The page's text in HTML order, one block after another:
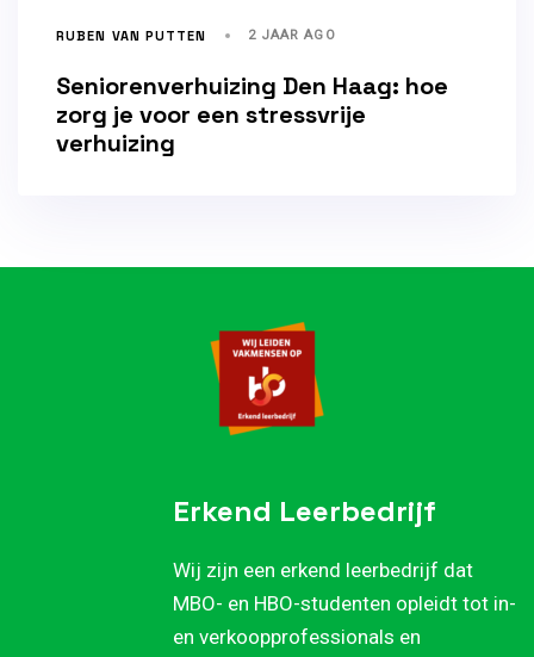
RUBEN VAN PUTTEN 2 JAAR AGO
Seniorenverhuizing Den Haag: hoe
zorg je voor een stressvrije
verhuizing
Erkend Leerbedrijf
Wij zijn een erkend leerbedrijf dat
MBO- en HBO-studenten opleidt tot in-
en verkoopprofessionals en